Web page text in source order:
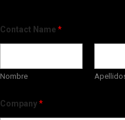
Contact Name *
Nombre
Company*